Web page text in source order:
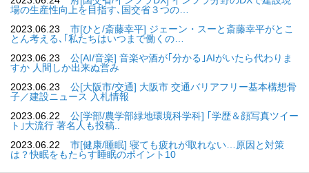
場の生産性向上を目指す､国交省３つの…
2023.06.23
市[ひと/斎藤幸平] ジェーン・スーと斎藤幸平がとこ
とん考える､｢私たちはいつまで働くの…
2023.06.23
公[AI/音楽] 音楽や酒が｢分かる｣AIがいたら代わりま
すか 人間しか出来ぬ営み
2023.06.23
公[大阪市/交通] 大阪市 交通バリアフリー基本構想骨
子／建設ニュース 入札情報
2023.06.22
公[学部/農学部緑地環境科学科] ｢学歴＆顔写真ツイー
ト｣大流行 著名人も投稿..
2023.06.22
市[健康/睡眠] 寝ても疲れが取れない…原因と対策
は？快眠をもたらす睡眠のポイント10